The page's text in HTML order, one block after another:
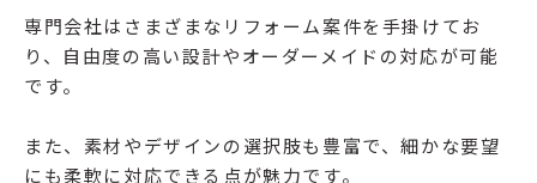
専門会社はさまざまなリフォーム案件を手掛けてお
り、自由度の高い設計やオーダーメイドの対応が可能
です。
また、素材やデザインの選択肢も豊富で、細かな要望
にも柔軟に対応できる点が魅力です。